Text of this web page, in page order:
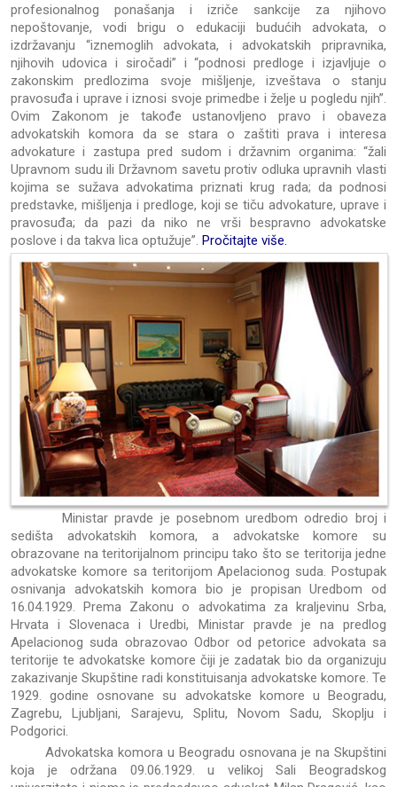
profesionalnog ponašanja i izriče sankcije za njihovo
nepoštovanje, vodi brigu o edukaciji budućih advokata, o
izdržavanju “iznemoglih advokata, i advokatskih pripravnika,
njihovih udovica i siročadi” i “podnosi predloge i izjavljuje o
zakonskim predlozima svoje mišljenje, izveštava o stanju
pravosuđa i uprave i iznosi svoje primedbe i želje u pogledu njih”.
Ovim Zakonom je takođe ustanovljeno pravo i obaveza
advokatskih komora da se stara o zaštiti prava i interesa
advokature i zastupa pred sudom i državnim organima: “žali
Upravnom sudu ili Državnom savetu protiv odluka upravnih vlasti
kojima se sužava advokatima priznati krug rada; da podnosi
predstavke, mišljenja i predloge, koji se tiču advokature, uprave i
pravosuđa; da pazi da niko ne vrši bespravno advokatske
poslove i da takva lica optužuje”. Pročitajte više.
Ministar pravde je posebnom uredbom odredio broj i
sedišta advokatskih komora, a advokatske komore su
obrazovane na teritorijalnom principu tako što se teritorija jedne
advokatske komore sa teritorijom Apelacionog suda. Postupak
osnivanja advokatskih komora bio je propisan Uredbom od
16.04.1929. Prema Zakonu o advokatima za kraljevinu Srba,
Hrvata i Slovenaca i Uredbi, Ministar pravde je na predlog
Apelacionog suda obrazovao Odbor od petorice advokata sa
teritorije te advokatske komore čiji je zadatak bio da organizuju
zakazivanje Skupštine radi konstituisanja advokatske komore. Te
1929. godine osnovane su advokatske komore u Beogradu,
Zagrebu, Ljubljani, Sarajevu, Splitu, Novom Sadu, Skoplju i
Podgorici.
Advokatska komora u Beogradu osnovana je na Skupštini
koja je održana 09.06.1929. u velikoj Sali Beogradskog